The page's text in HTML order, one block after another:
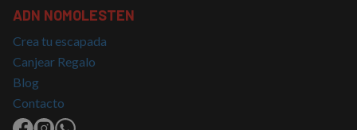
ADN NOMOLESTEN
Crea tu escapada
Canjear Regalo
Blog
Contacto
Cookies de
preferencias